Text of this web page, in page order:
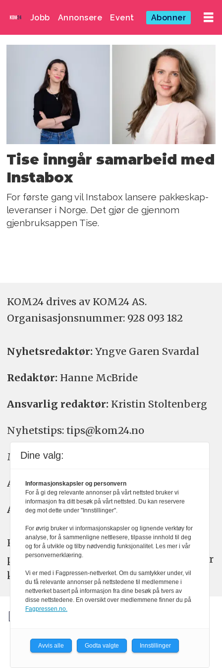
Jobb Annonsere Event Abonner
Emne:
instabee
norge
Tise inngår samarbeid med
Instabox
For første gang vil Instabox lansere pakkeskap-
leveranser i Norge. Det gjør de gjennom
gjenbruksappen Tise.
KOM24 drives av KOM24 AS.
Organisasjons­nummer: 928 093 182
Nyhetsredaktør: Yngve Garen Svardal
Redaktør: Hanne McBride
Ansvarlig redaktør: Kristin Stoltenberg
Nyhetstips: tips@kom24.no
Meninger: meninger@kom24.no
Annonse: annonse@watchmedia.no
Abonnement:kom24@watchmedia.no
KOM24 arbeider etter Vær Varsom-
plakatens regler for god presseskikk. Her
kan du lese mer omPFUsarbeid.
Dine valg:
Informasjonskapsler og personvern
For å gi deg relevante annonser på vårt nettsted bruker vi
informasjon fra ditt besøk på vårt nettsted. Du kan reservere
deg mot dette under "Innstillinger".
For øvrig bruker vi informasjonskapsler og lignende verktøy for
analyse, for å sammenligne nettlesere, tilpasse innhold til deg
og for å utvikle og tilby nødvendig funksjonalitet. Les mer i vår
personvernerklæring.
Vi er med i Fagpressen-nettverket. Om du samtykker under, vil
du få relevante annonser på nettstedene til medlemmene i
nettverket basert på informasjon fra dine besøk på tvers av
disse nettstedene. En oversikt over medlemmene finner du på
Fagpressen.no.
Avvis alle Godta valgte Innstillinger